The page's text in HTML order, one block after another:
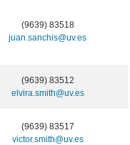
(9639) 83518
juan.sanchis@uv.es
(9639) 83512
elvira.smith@uv.es
(9639) 83517
victor.smith@uv.es